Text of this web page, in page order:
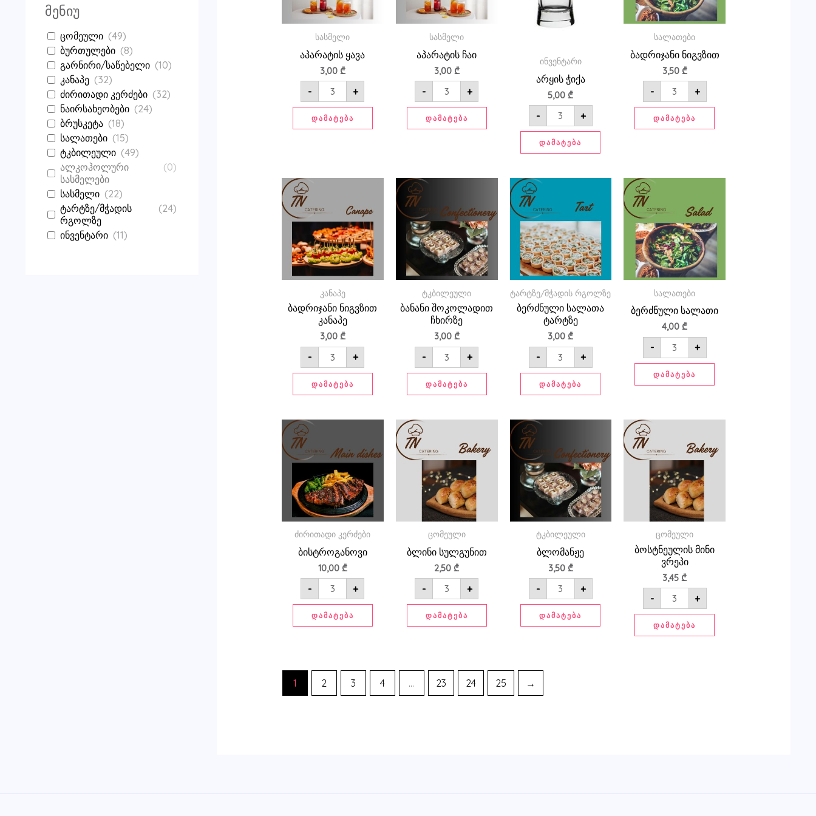
მენიუ
ცომეული (49)
ბურთულები (8)
გარნირი/საწებელი (10)
კანაპე (32)
ძირითადი კერძები (32)
ნაირსახეობები (24)
ბრუსკეტა (18)
სალათები (15)
ტკბილეული (49)
ალკოჰოლური
სასმელები
(0)
სასმელი (22)
ტარტზე/მჭადის
რგოლზე
(24)
ინვენტარი (11)
სასმელი
აპარატის ყავა
3,00 ₾
- +
ᲓᲐᲛᲐᲢᲔᲑᲐ
სასმელი
აპარატის ჩაი
3,00 ₾
- +
ᲓᲐᲛᲐᲢᲔᲑᲐ
ინვენტარი
არყის ჭიქა
5,00₾
- +
ᲓᲐᲛᲐᲢᲔᲑᲐ
სალათები
ბადრიჯანი ნიგვზით
3,50 ₾
- +
ᲓᲐᲛᲐᲢᲔᲑᲐ
კანაპე
ბადრიჯანი ნიგვზით
კანაპე
3,00 ₾
-
კანაპე
+
ᲓᲐᲛᲐᲢᲔᲑᲐ
ტკბილეული
ბანანი შოკოლადით
ჩხირზე
3,00 ₾
-
ჩხირზე
+
ᲓᲐᲛᲐᲢᲔᲑᲐ
ტარტზე/მჭადის რგოლზე
ბერძნული სალათა
ტარტზე
3,00₾
-
სალათა
ტარტზე
+
ᲓᲐᲛᲐᲢᲔᲑᲐ
სალათები
ბერძნული სალათი
4,00₾
- +
ᲓᲐᲛᲐᲢᲔᲑᲐ
ძირითადი კერძები
ბისტროგანოვი
10,00 ₾
-
რაოდენობა:
+
ᲓᲐᲛᲐᲢᲔᲑᲐ
ცომეული
ბლინი სულგუნით
2,50₾
-
რაოდენობა:
სულგუნით
+
ᲓᲐᲛᲐᲢᲔᲑᲐ
ტკბილეული
ბლომანჟე
3,50 ₾
-
რაოდენობა:
+
ᲓᲐᲛᲐᲢᲔᲑᲐ
ცომეული
ბოსტნეულის მინი
ვრეპი
3,45₾
-
რაოდენობა:
ვრეპი
+
ᲓᲐᲛᲐᲢᲔᲑᲐ
1 2 3 4 … 23 24 25 →